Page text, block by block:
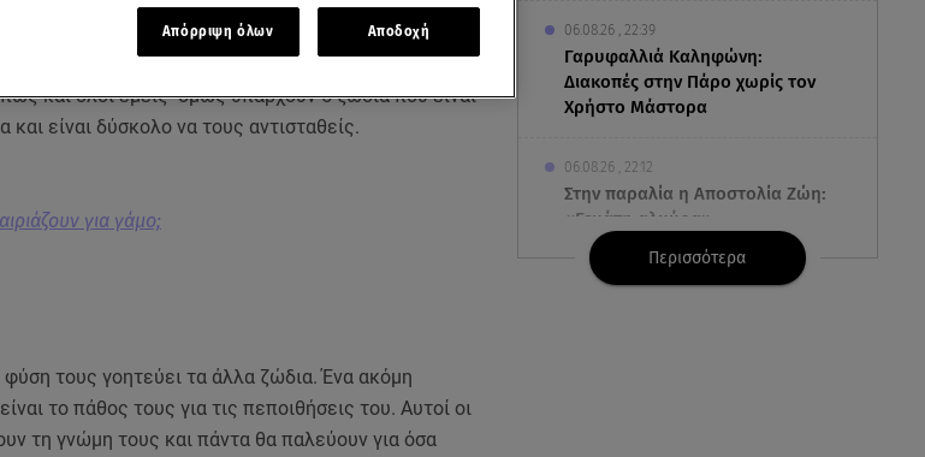
06.08.26 , 22:39
Γαρυφαλλιά Καληφώνη:
Διακοπές στην Πάρο χωρίς τον
Χρήστο Μάστορα
06.08.26 , 22:12
Στην παραλία η Αποστολία Ζώη:
«Γεμάτη αλμύρα»
06.08.26 , 22:10
Περισσότερα
και όλοι εμείς- όμως υπάρχουν 5 ζώδια που είναι
είναι δύσκολο να τους αντισταθείς.
για γάμο;
φύση τους γοητεύει τα άλλα ζώδια. Ένα ακόμη
το πάθος τους για τις πεποιθήσεις του. Αυτοί οι
τη γνώμη τους και πάντα θα παλεύουν για όσα
Απόρριψη όλων Αποδοχή